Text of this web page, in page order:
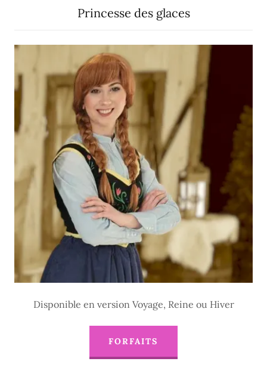
Princesse des glaces
Disponible en version Voyage, Reine ou Hiver
FORFAITS